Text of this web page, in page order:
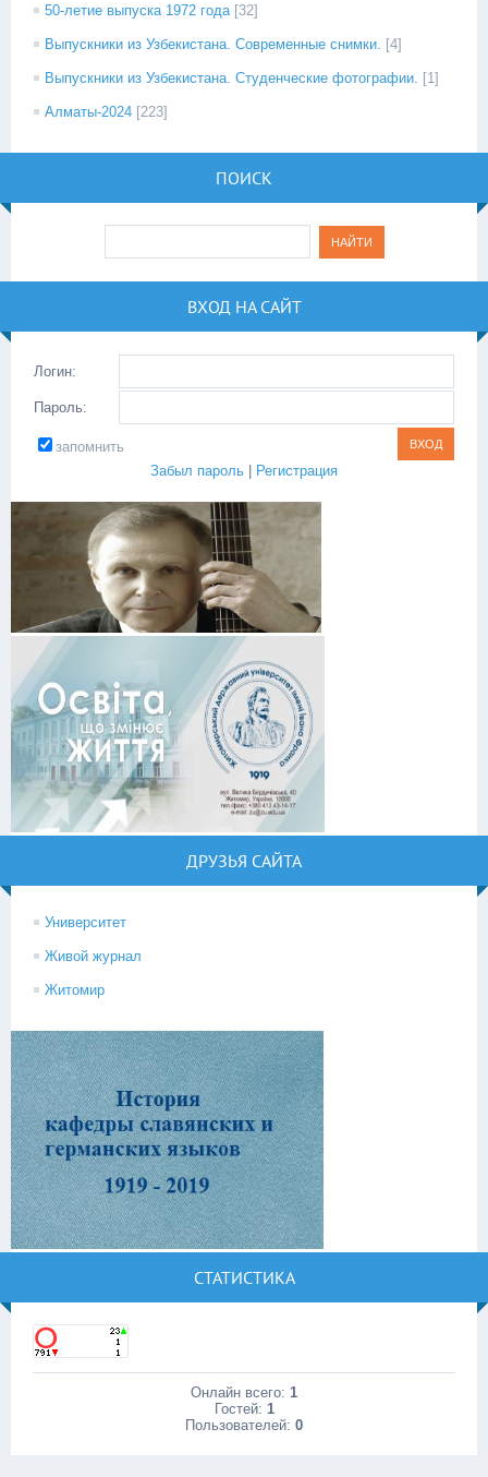
50-летие выпуска 1972 года [32]
Выпускники из Узбекистана. Современные снимки. [4]
Выпускники из Узбекистана. Студенческие фотографии. [1]
Алматы-2024 [223]
ПОИСК
ВХОД НА САЙТ
Логин:
Пароль:
запомнить
Забыл пароль | Регистрация
ДРУЗЬЯ САЙТА
Университет
Живой журнал
Житомир
СТАТИСТИКА
Онлайн всего: 1
Гостей: 1
Пользователей: 0